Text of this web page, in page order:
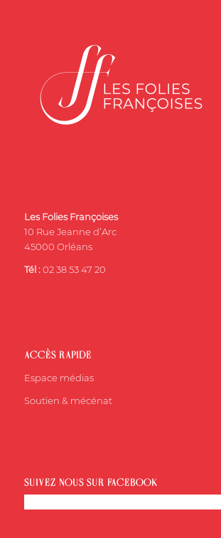
Les Folies Françoises
10 Rue Jeanne d’Arc
45000 Orléans
Tél : 02 38 53 47 20
ACCÈS RAPIDE
Espace médias
Soutien & mécénat
SUIVEZ-NOUS SUR FACEBOOK